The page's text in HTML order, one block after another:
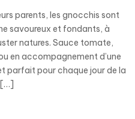
parents, les gnocchis sont
savoureux et fondants, à
natures. Sauce tomate,
en accompagnement d’une
parfait pour chaque jour de la
[…]